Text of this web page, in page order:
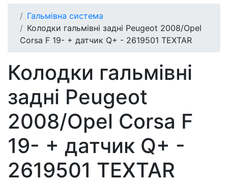
Гальмівна система
Колодки гальмівні задні Peugeot 2008/Opel
Corsa F 19- + датчик Q+ - 2619501 TEXTAR
Колодки гальмівні
задні Peugeot
2008/Opel Corsa F
19- + датчик Q+ -
2619501 TEXTAR